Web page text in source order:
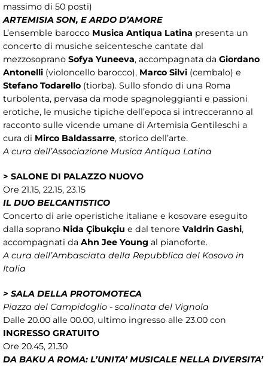
massimo di 50 posti)
ARTEMISIA SON, E ARDO D’AMORE
L’ensemble barocco Musica Antiqua Latina presenta un
concerto di musiche seicentesche cantate dal
mezzosoprano Sofya Yuneeva, accompagnata da Giordano
Antonelli (violoncello barocco), Marco Silvi (cembalo) e
Stefano Todarello (tiorba). Sullo sfondo di una Roma
turbolenta, pervasa da mode spagnoleggianti e passioni
erotiche, le musiche tipiche dell’epoca si intrecceranno al
racconto sulle vicende umane di Artemisia Gentileschi a
cura di Mirco Baldassarre, storico dell’arte.
A cura dell’Associazione Musica Antiqua Latina
> SALONE DI PALAZZO NUOVO
Ore 21.15, 22.15, 23.15
IL DUO BELCANTISTICO
Concerto di arie operistiche italiane e kosovare eseguito
dalla soprano Nida Çibukçiu e dal tenore Valdrin Gashi,
accompagnati da Ahn Jee Young al pianoforte.
A cura dell’Ambasciata della Repubblica del Kosovo in
Italia
> SALA DELLA PROTOMOTECA
Piazza del Campidoglio - scalinata del Vignola
Dalle 20.00 alle 00.00, ultimo ingresso alle 23.00 con
INGRESSO GRATUITO
Ore 20.45, 21.30
DA BAKU A ROMA: L’UNITA’ MUSICALE NELLA DIVERSITA’